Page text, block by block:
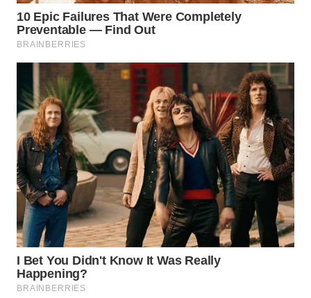
KARO
WN
WN
LABUHANBATU
WN
TAPANULI
TENGAH
WN DELI
SERDANG
WN
TEBING
TINGGI